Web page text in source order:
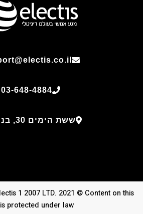
03-648-4884
ששת הימים 30, בני ברק
1 2007 LTD. 2021 © Content on this
protected under law